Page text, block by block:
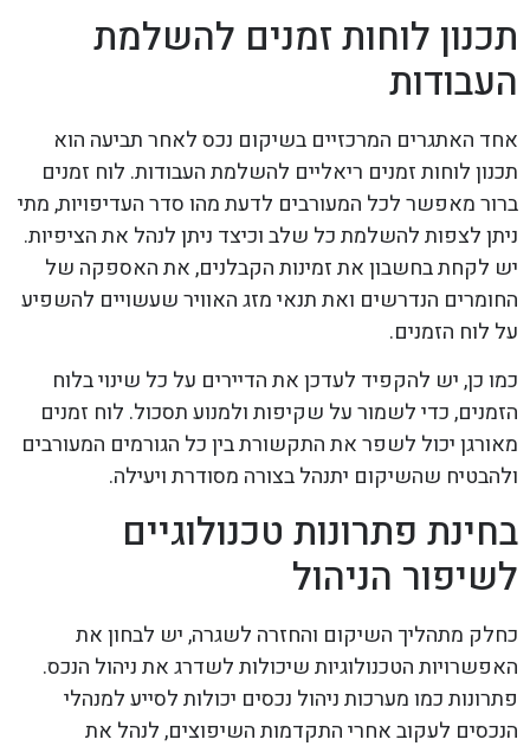
תכנון לוחות זמנים להשלמת
העבודות
אחד האתגרים המרכזיים בשיקום נכס לאחר תביעה הוא
תכנון לוחות זמנים ריאליים להשלמת העבודות. לוח זמנים
ברור מאפשר לכל המעורבים לדעת מהו סדר העדיפויות, מתי
ניתן לצפות להשלמת כל שלב וכיצד ניתן לנהל את הציפיות.
יש לקחת בחשבון את זמינות הקבלנים, את האספקה של
החומרים הנדרשים ואת תנאי מזג האוויר שעשויים להשפיע
על לוח הזמנים.
כמו כן, יש להקפיד לעדכן את הדיירים על כל שינוי בלוח
הזמנים, כדי לשמור על שקיפות ולמנוע תסכול. לוח זמנים
מאורגן יכול לשפר את התקשורת בין כל הגורמים המעורבים
ולהבטיח שהשיקום יתנהל בצורה מסודרת ויעילה.
בחינת פתרונות טכנולוגיים
לשיפור הניהול
כחלק מתהליך השיקום והחזרה לשגרה, יש לבחון את
האפשרויות הטכנולוגיות שיכולות לשדרג את ניהול הנכס.
פתרונות כמו מערכות ניהול נכסים יכולות לסייע למנהלי
הנכסים לעקוב אחרי התקדמות השיפוצים, לנהל את